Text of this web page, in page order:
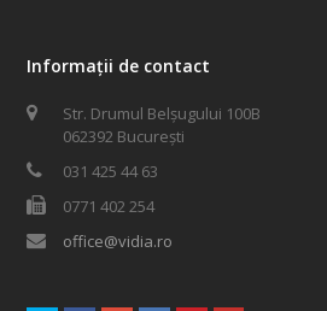
Informații de contact
Str. Drumul Belșugului 100B
062392 București
031 425 44 63
0771 402 254
office@vidia.ro